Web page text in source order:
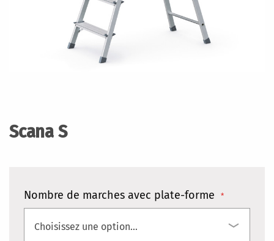
Scana S
Nombre de marches avec plate-forme
beginning
gallery